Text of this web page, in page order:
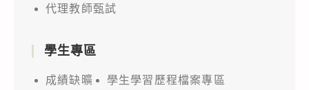
代理教師甄試
學生專區
成績缺曠
學生學習歷程檔案專區